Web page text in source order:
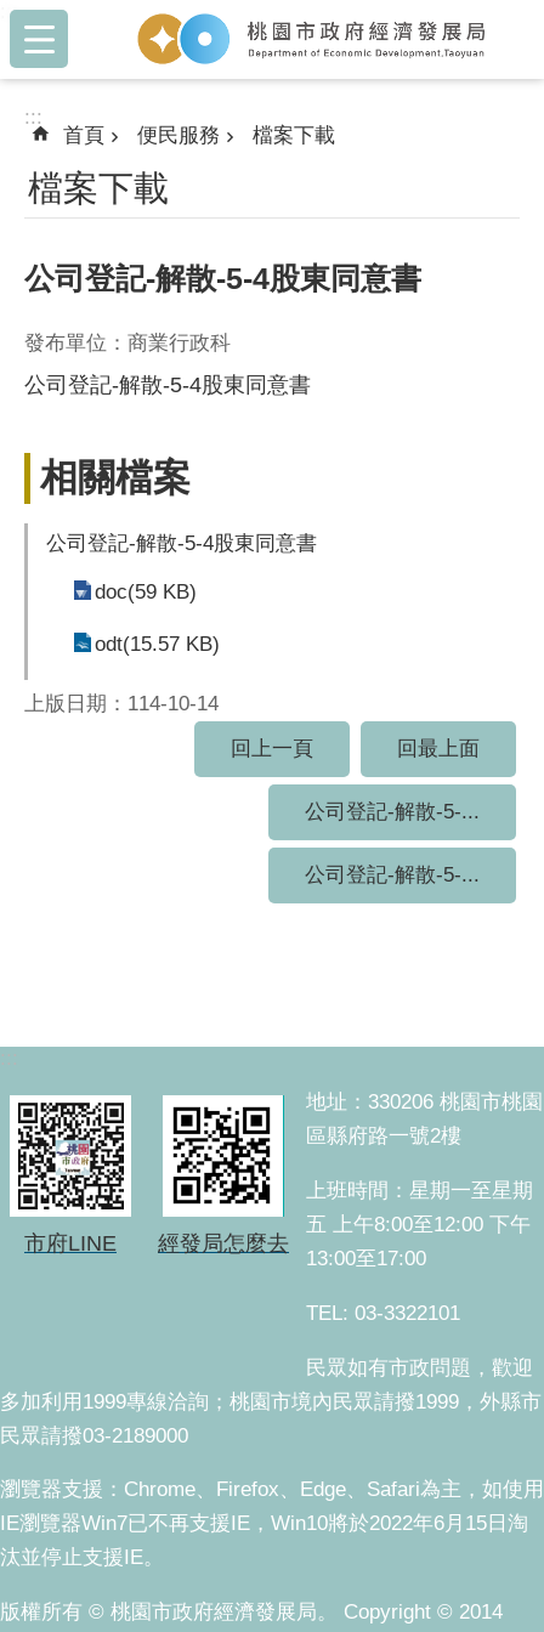
跳到主要內容區塊
:::
:::
首頁 便民服務 檔案下載
檔案下載
公司登記-解散-5-4股東同意書
發布單位：商業行政科
公司登記-解散-5-4股東同意書
相關檔案
公司登記-解散-5-4股東同意書
doc(59 KB)
odt(15.57 KB)
上版日期：114-10-14
回上一頁
回最上面
公司登記-解散-5-...
公司登記-解散-5-...
:::
市府LINE 經發局怎麼去
地址：330206 桃園市桃園
區縣府路一號2樓
上班時間：星期一至星期
五 上午8:00至12:00 下午
13:00至17:00
TEL: 03-3322101
民眾如有市政問題，歡迎
多加利用1999專線洽詢；桃園市境內民眾請撥1999，外縣市
民眾請撥03-2189000
瀏覽器支援：Chrome、Firefox、Edge、Safari為主，如使用
IE瀏覽器Win7已不再支援IE，Win10將於2022年6月15日淘
汰並停止支援IE。
版權所有 © 桃園市政府經濟發展局。 Copyright © 2014